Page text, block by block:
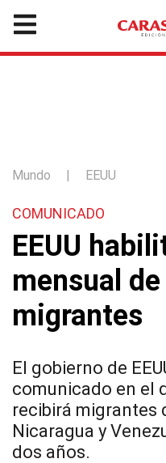
Mundo | EEUU
COMUNICADO
EEUU
mensual de
migrantes
El gobierno de
comunicado en el
recibirá migrantes
Nicaragua y
dos años.